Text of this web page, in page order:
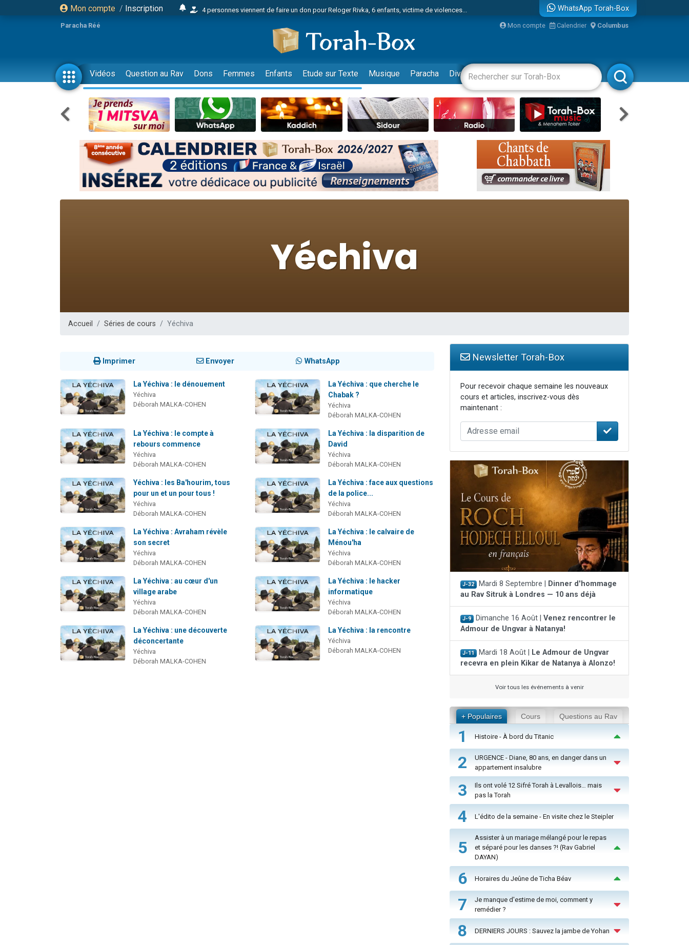
Mon compte / Inscription
4 personnes viennent de faire un don pour Reloger Rivka, 6 enfants, victime de violences...
17 personnes viennent de demander une bénédiction
4 personnes viennent de nous rejoindre sur WhatsApp
Il reste 49 places pour étudier en groupe sur Zoom
23 personnes viennent de faire un don pour Diane, 80 ans, dans un appartement insalubre
Eva vient de donner son Maasser
4 personnes viennent de nous rejoindre sur WhatsApp
3 personnes viennent de nous rejoindre sur WhatsApp
3 personnes viennent de faire un don pour 5 jours de vacances aux Orphelins
Odaya vient de donner son Maasser
2 personnes viennent de nous rejoindre sur WhatsApp
13 personnes viennent de demander une bénédiction
Il reste 49 places pour étudier en groupe sur Zoom
3 personnes viennent de nous rejoindre sur WhatsApp
2 personnes viennent de nous rejoindre sur WhatsApp
WhatsApp Torah-Box
Paracha Réé Mon compte Calendrier Columbus
Vidéos Question au Rav Dons Femmes Enfants Etude sur Texte Musique Paracha Divertissements Livres Rabbanim
Accueil Séries de cours Yéchiva
Imprimer Envoyer WhatsApp
La Yéchiva : le dénouement
Yéchiva
Déborah MALKA-COHEN
La Yéchiva : que cherche le
Chabak ?
Yéchiva
Déborah MALKA-COHEN
La Yéchiva : le compte à
rebours commence
Yéchiva
Déborah MALKA-COHEN
La Yéchiva : la disparition de
David
Yéchiva
Déborah MALKA-COHEN
Yéchiva : les Ba'hourim, tous
pour un et un pour tous !
Yéchiva
Déborah MALKA-COHEN
La Yéchiva : face aux questions
de la police...
Yéchiva
Déborah MALKA-COHEN
La Yéchiva : Avraham révèle
son secret
Yéchiva
Déborah MALKA-COHEN
La Yéchiva : le calvaire de
Ménou'ha
Yéchiva
Déborah MALKA-COHEN
La Yéchiva : au cœur d'un
village arabe
Yéchiva
Déborah MALKA-COHEN
La Yéchiva : le hacker
informatique
Yéchiva
Déborah MALKA-COHEN
La Yéchiva : une découverte
déconcertante
Yéchiva
Déborah MALKA-COHEN
La Yéchiva : la rencontre
Yéchiva
Déborah MALKA-COHEN
Newsletter Torah-Box
Pour recevoir chaque semaine les nouveaux
cours et articles, inscrivez-vous dès
maintenant :
J-32 Mardi 8 Septembre |
Dinner d'hommage
au Rav Sitruk à Londres — 10 ans déjà
J-9 Dimanche 16 Août | Venez rencontrer le
Admour de Ungvar à Natanya!
J-11 Mardi 18 Août |
Le Admour de Ungvar
recevra en plein Kikar de Natanya à Alonzo!
Voir tous les événements à venir
+ Populaires Cours Questions au Rav
1 Histoire - À bord du Titanic
2
URGENCE - Diane, 80 ans, en danger dans un
appartement insalubre
3
Ils ont volé 12 Sifré Torah à Levallois… mais
pas la Torah
4 L'édito de la semaine - En visite chez le Steipler
5
Assister à un mariage mélangé pour le repas
et séparé pour les danses ?! (Rav Gabriel
DAYAN)
6 Horaires du Jeûne de Ticha Béav
7
Je manque d'estime de moi, comment y
remédier ?
8 DERNIERS JOURS : Sauvez la jambe de Yohan